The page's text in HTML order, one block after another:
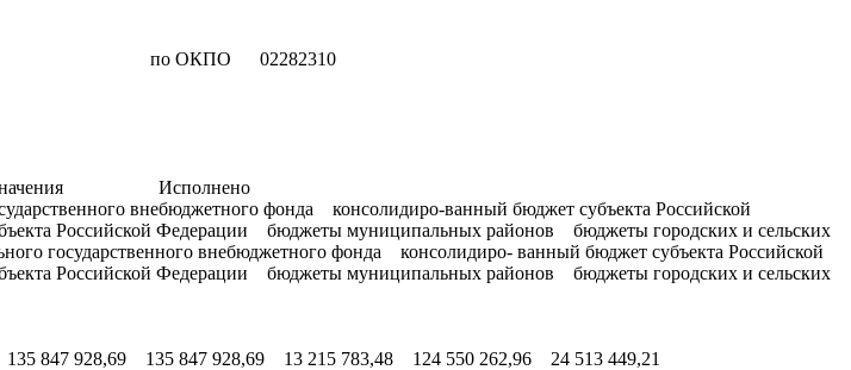
области по ОКПО 02282310
назначения Исполнено
внебюджетного фонда консолидиро-ванный бюджет субъекта Российской
Российской Федерации бюджеты муниципальных районов бюджеты городских и сельских
государственного внебюджетного фонда консолидиро- ванный бюджет субъекта Российской
Российской Федерации бюджеты муниципальных районов бюджеты городских и сельских
847 928,69 135 847 928,69 13 215 783,48 124 550 262,96 24 513 449,21